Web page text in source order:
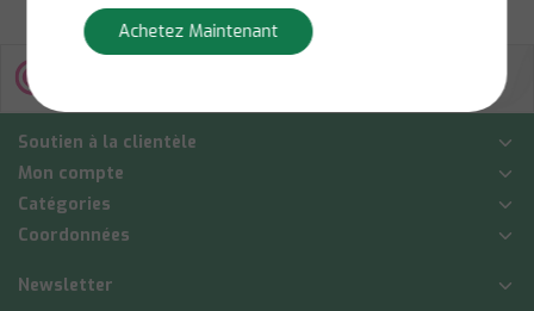
Soutien à la clientèle
Mon compte
Catégories
Coordonnées
Newsletter
Achetez Maintenant